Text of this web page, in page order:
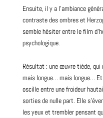
Ensuite, il y a l’ambiance
contraste des ombres et
semble hésiter entre le film
psychologique.
Résultat : une œuvre tiède,
mais longue… mais longue… Et
oscille entre une froideur
sorties de nulle part. Elle
les yeux et trembler pensant